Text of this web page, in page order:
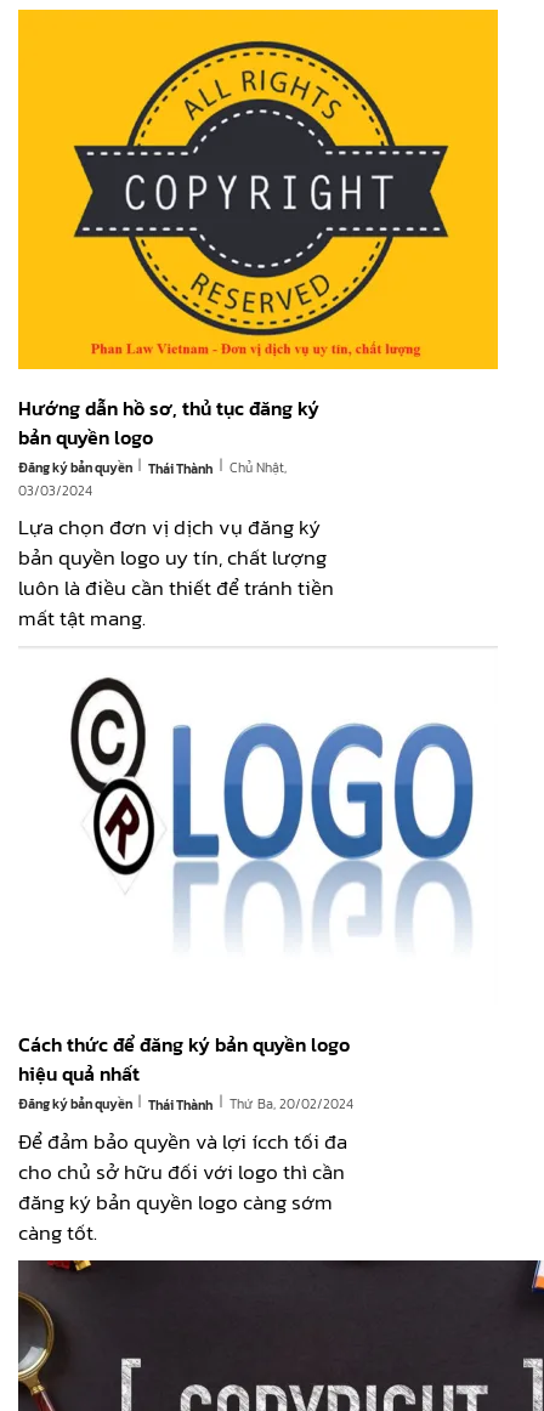
Hướng dẫn hồ sơ, thủ tục đăng ký
bản quyền logo
Đăng ký bản quyền | Thái Thành | Chủ Nhật,
03/03/2024
Lựa chọn đơn vị dịch vụ đăng ký
bản quyền logo uy tín, chất lượng
luôn là điều cần thiết để tránh tiền
mất tật mang.
Cách thức để đăng ký bản quyền logo
hiệu quả nhất
Đăng ký bản quyền | Thái Thành | Thứ Ba, 20/02/2024
Để đảm bảo quyền và lợi ícch tối đa
cho chủ sở hữu đối với logo thì cần
đăng ký bản quyền logo càng sớm
càng tốt.